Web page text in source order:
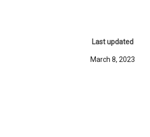
Last updated
March 8, 2023